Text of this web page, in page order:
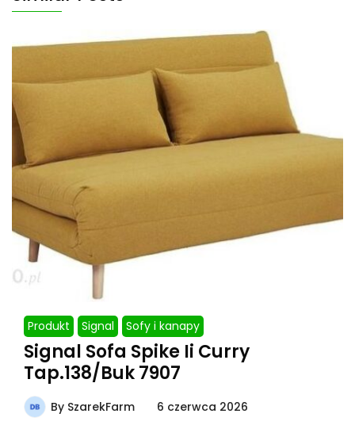
Produkt Signal Sofy i kanapy
Signal Sofa Spike Ii Curry
Tap.138/Buk 7907
By SzarekFarm 6 czerwca 2026